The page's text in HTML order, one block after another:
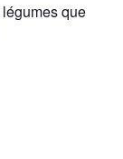
que